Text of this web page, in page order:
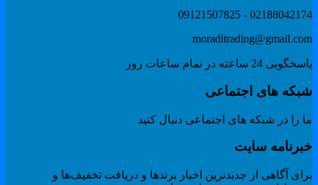
02188042174 -
24 ساعته در تمام ساعات روز
های اجتماعی
را در شبکه های اجتماعی دنبال کنید
سایت
آگاهی از جدیدترین اخبار برندها و دریافت تخفیف‌ها و